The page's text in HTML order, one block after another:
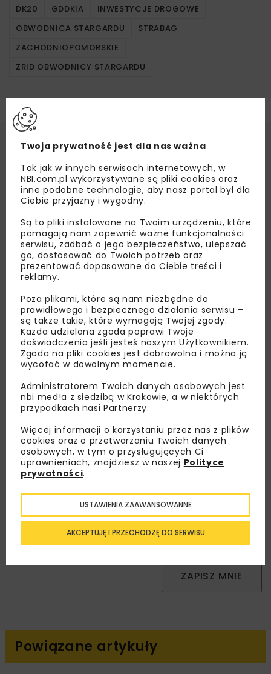
DK20 GDDKIA
INWESTYCJE DROGOWE
OBWODNICA STARGARDU
STRABAG
ZACHODNIOPOMORSKIE
ZRID OBWODNICY STARGARDU
Lubisz wiedzieć więcej?
Zapisz się do newslettera aby otrzymywać od
nas najlepsze informacje branżowe,
zaproszenia na wydarzenia, atrakcyjne oferty i
dedykowane akcje specjalne.
Zapoznałam/em się zPolityką Prywatnościi
podany przeze mnie adres e-mail korespondencji
handlowej w postaci newslettera.
ZAPISZ MNIE
Powiązane artykuły
Twoja prywatność jest dla nas ważna
Tak jak w innych serwisach internetowych, w
NBI.com.pl wykorzystywane są pliki cookies oraz
inne podobne technologie, aby nasz portal był dla
Ciebie przyjazny i wygodny.
Są to pliki instalowane na Twoim urządzeniu, które
pomagają nam zapewnić ważne funkcjonalności
serwisu, zadbać o jego bezpieczeństwo, ulepszać
go, dostosować do Twoich potrzeb oraz
prezentować dopasowane do Ciebie treści i
reklamy.
Poza plikami, które są nam niezbędne do
prawidłowego i bezpiecznego działania serwisu –
są także takie, które wymagają Twojej zgody.
Każda udzielona zgoda poprawi Twoje
doświadczenia jeśli jesteś naszym Użytkownikiem.
Zgoda na pliki cookies jest dobrowolna i można ją
wycofać w dowolnym momencie.
Administratorem Twoich danych osobowych jest
nbi med!a z siedzibą w Krakowie, a w niektórych
przypadkach nasi Partnerzy.
Więcej informacji o korzystaniu przez nas z plików
cookies oraz o przetwarzaniu Twoich danych
osobowych, w tym o przysługujących Ci
uprawnieniach, znajdziesz w naszej Polityce
prywatności.
AKCEPTUJĘ I PRZECHODZĘ DO SERWISU
USTAWIENIA ZAAWANSOWANNE